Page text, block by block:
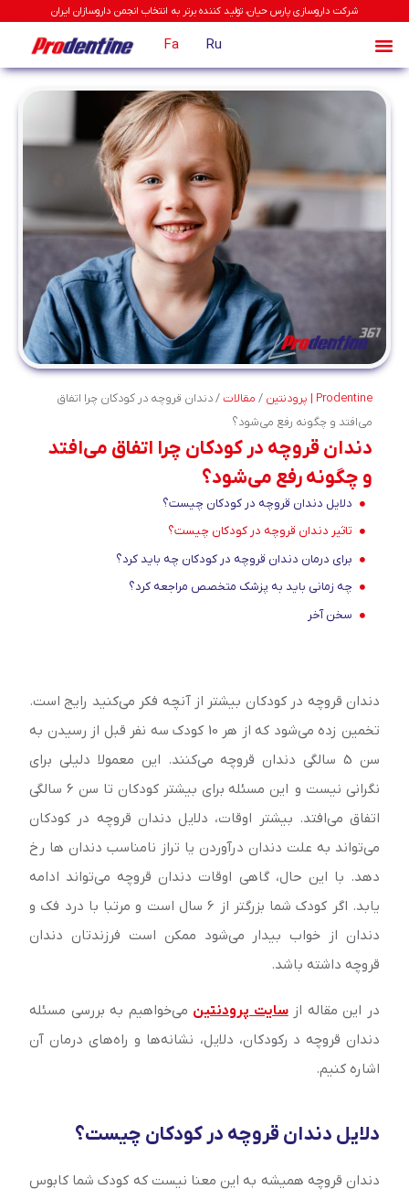
شرکت داروسازی پارس حیان، تولید کننده برتر به انتخاب انجمن داروسازان ایران
Fa Ru
Prodentine | پرودنتین / مقالات/دندان قروچه در کودکان چرا اتفاق
می‌افتد و چگونه رفع می‌شود؟
دندان قروچه در کودکان چرا اتفاق می‌افتد
و چگونه رفع می‌شود؟
دلایل دندان قروچه در کودکان چیست؟
تاثیر دندان قروچه در کودکان چیست؟
برای درمان دندان قروچه در کودکان چه باید کرد؟
چه زمانی باید به پزشک متخصص مراجعه کرد؟
سخن آخر
دندان قروچه در کودکان بیشتر از آنچه فکر می‌کنید رایج است.
تخمین زده می‌شود که از هر 10 کودک سه نفر قبل از رسیدن به
سن 5 سالگی دندان قروچه می‌کنند. این معمولا دلیلی برای
نگرانی نیست و این مسئله برای بیشتر کودکان تا سن 6 سالگی
اتفاق می‌افتد. بیشتر اوقات، دلایل دندان قروچه در کودکان
می‌تواند به علت دندان درآوردن یا تراز نامناسب دندان ها رخ
دهد. با این حال، گاهی اوقات دندان قروچه می‌تواند ادامه
یابد. اگر کودک شما بزرگتر از 6 سال است و مرتبا با درد فک و
دندان از خواب بیدار می‌شود ممکن است فرزندتان دندان
قروچه داشته باشد.
در این مقاله ازسایت پرودنتین می‌خواهیم به بررسی مسئله
دندان قروچه د رکودکان، دلایل، نشانه‌ها و راه‌های درمان آن
اشاره کنیم.
دلایل دندان قروچه در کودکان چیست؟
دندان قروچه همیشه به این معنا نیست که کودک شما کابوس